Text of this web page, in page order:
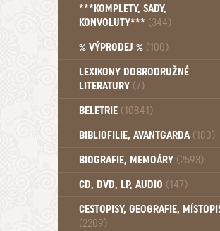
***KOMPLETY, SADY,
KONVOLUTY*** (344)
% VÝPRODEJ % (100)
LEXIKONY DOBRODRUŽNÉ
LITERATURY (7)
BELETRIE (10841)
Beletrie - Historická (1388)
Beletrie - Povídky (1757)
Beletrie - Válečné romány (489)
Beletrie - Ženské a dívčí romány
(1522)
BIBLIOFILIE, AVANTGARDA (180)
BIOGRAFIE, MEMOÁRY (2593)
CD, DVD, LP, AUDIO (147)
CESTOPISY, GEOGRAFIE,
(2209)